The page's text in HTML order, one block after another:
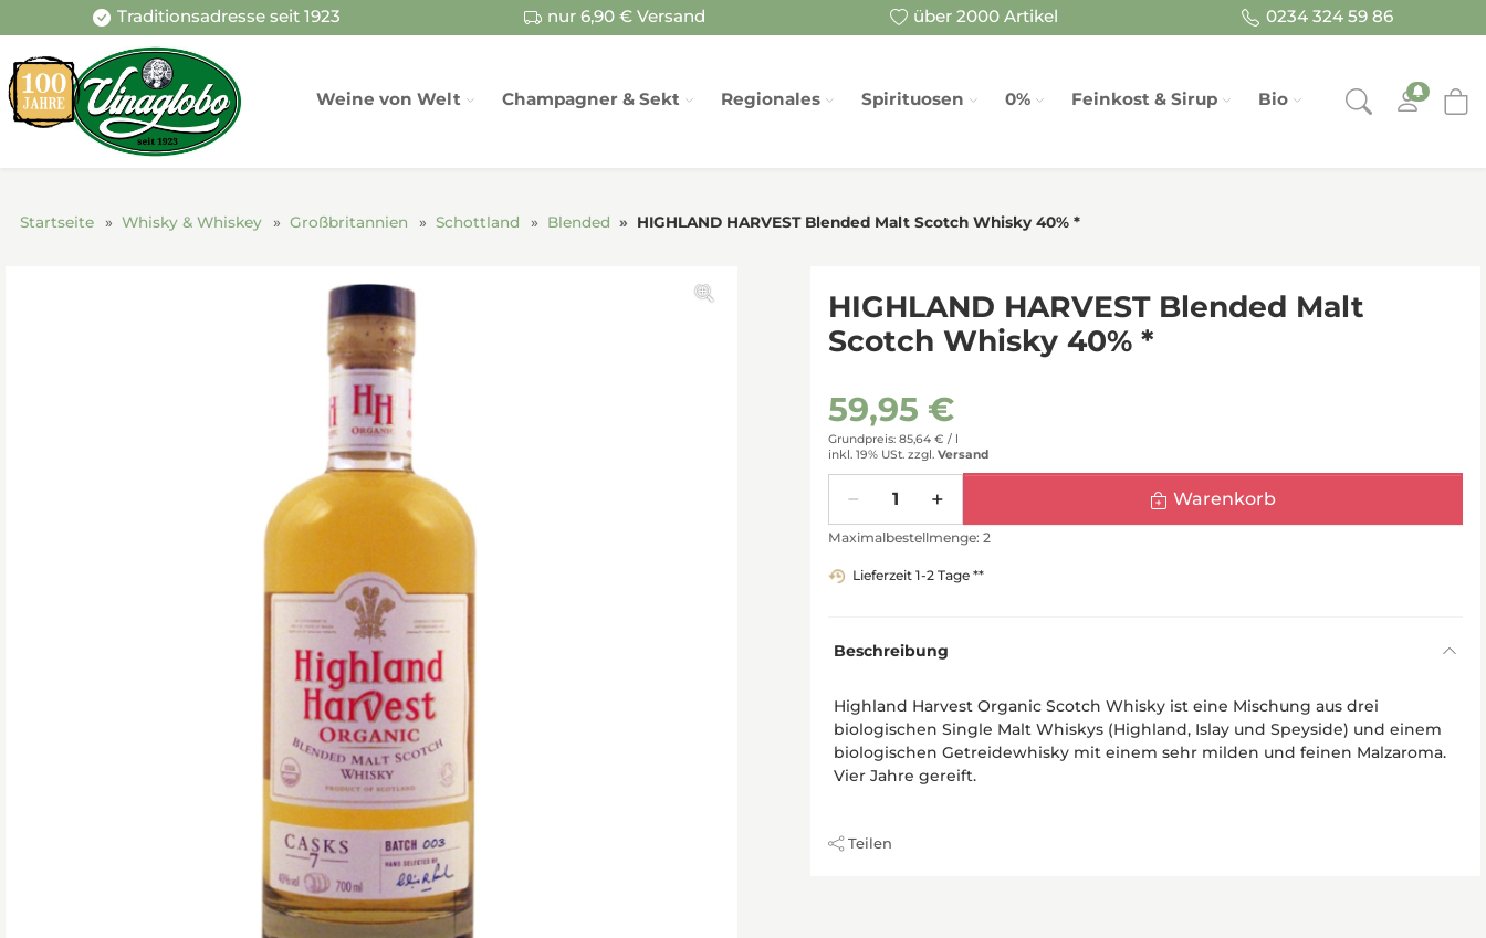
Traditionsadresse seit 1923 nur 6,90 € Versand über 2000 Artikel 0234 324 59 86
Weine von Welt Champagner & Sekt Regionales Spirituosen 0% Feinkost & Sirup Bio
Startseite Whisky & Whiskey Großbritannien Schottland Blended HIGHLAND HARVEST Blended Malt Scotch Whisky 40% *
HIGHLAND HARVEST Blended Malt
Scotch Whisky 40% *
59,95 €
Grundpreis: 85,64 € / l
inkl. 19% USt. zzgl. Versand
Warenkorb
Maximalbestellmenge: 2
Lieferzeit 1-2 Tage **
Beschreibung
Highland Harvest Organic Scotch Whisky ist eine Mischung aus drei
biologischen Single Malt Whiskys (Highland, Islay und Speyside) und einem
biologischen Getreidewhisky mit einem sehr milden und feinen Malzaroma.
Vier Jahre gereift.
Teilen